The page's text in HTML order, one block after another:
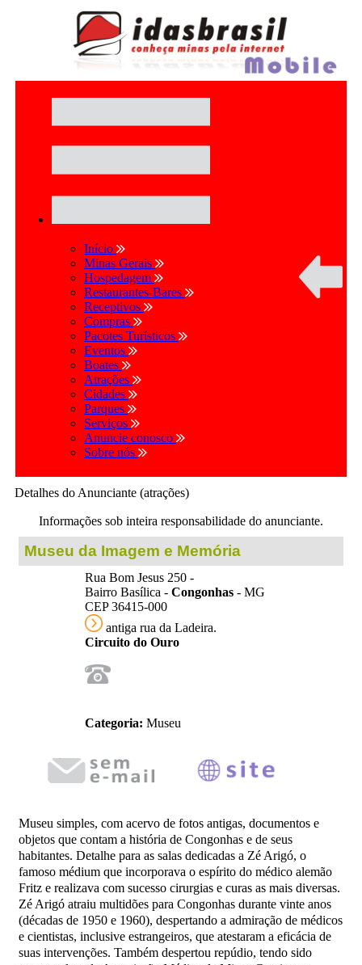
Início
Minas Gerais
Hospedagem
Restaurantes-Bares
Receptivos
Compras
Pacotes Turísticos
Eventos
Boates
Atrações
Cidades
Parques
Serviços
Anuncie conosco
Sobre nós
Detalhes do Anunciante (atrações)
Informações sob inteira responsabilidade do anunciante.
Museu da Imagem e Memória
Rua Bom Jesus 250 -
Bairro Basílica - Congonhas - MG
CEP 36415-000
antiga rua da Ladeira.
Circuito do Ouro
Categoria: Museu
Museu simples, com acervo de fotos antigas, documentos e
objetos que contam a história de Congonhas e de seus
habitantes. Detalhe para as salas dedicadas a Zé Arigó, o
famoso médium que incorporava o espírito do médico alemão
Fritz e realizava com sucesso cirurgias e curas as mais diversas.
Zé Arigó atraiu multidões para Congonhas durante vinte anos
(décadas de 1950 e 1960), despertando a admiração de médicos
e cientistas, inclusive estrangeiros, que atestaram a eficácia de
suas intervenções. Também despertou repúdio, tendo sido